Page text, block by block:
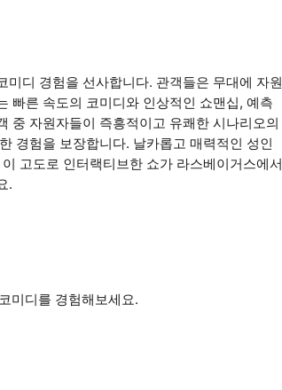
디 경험을 선사합니다. 관객들은 무대에 자원
빠른 속도의 코미디와 인상적인 쇼맨십, 예측
중 자원자들이 즉흥적이고 유쾌한 시나리오의
경험을 보장합니다. 날카롭고 매력적인 성인
고도로 인터랙티브한 쇼가 라스베이거스에서
.
미디를 경험해보세요.